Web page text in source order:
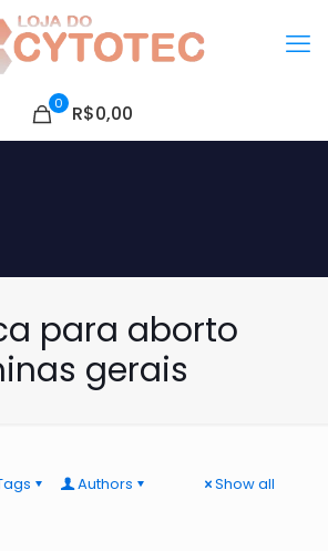
0 R$0,00
para aborto
gerais
Authors Show all